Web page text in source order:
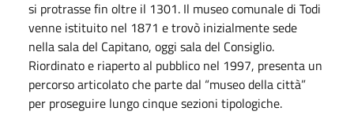
si protrasse fin oltre il 1301. Il museo comunale di Todi
venne istituito nel 1871 e trovò inizialmente sede
nella sala del Capitano, oggi sala del Consiglio.
Riordinato e riaperto al pubblico nel 1997, presenta un
percorso articolato che parte dal “museo della città”
per proseguire lungo cinque sezioni tipologiche.